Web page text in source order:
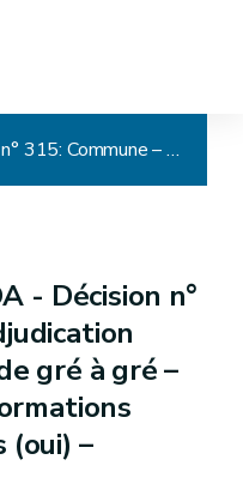
: CADA - Décision n° 315: Commune – Adjudication publique ou vente de gré à gré – Coupe de bois – Informations environnementales (oui) – Incompétence
- Décision n°
gré à gré –
–